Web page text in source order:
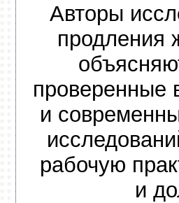
Авторы
продления
проверенные
и
рабочую
и